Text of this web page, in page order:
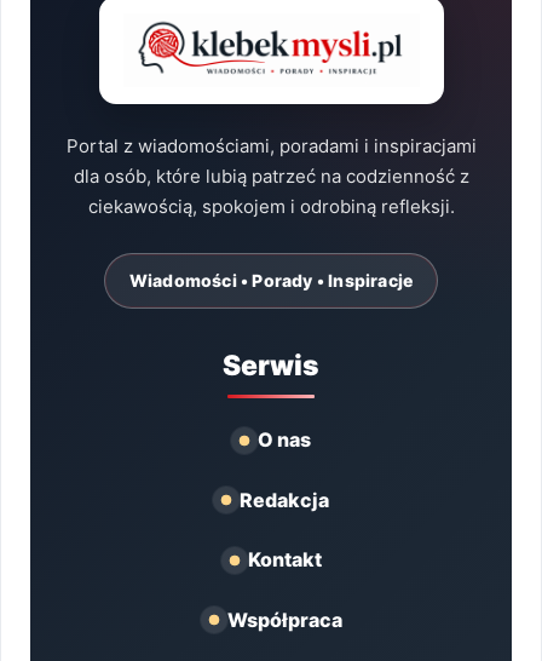
Portal z wiadomościami, poradami i inspiracjami
dla osób, które lubią patrzeć na codzienność z
ciekawością, spokojem i odrobiną refleksji.
Wiadomości • Porady • Inspiracje
Serwis
O nas
Redakcja
Kontakt
Współpraca